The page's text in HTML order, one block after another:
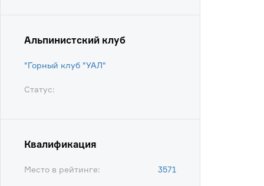
Альпинистский клуб
"Горный клуб "УАЛ"
Статус:
Квалификация
Место в рейтинге: 3571